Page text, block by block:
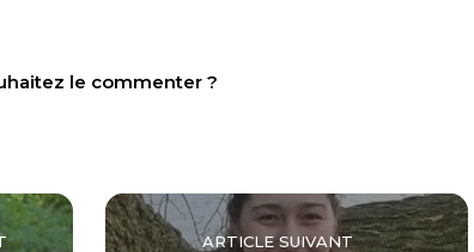
le commenter ?
ARTICLE SUIVANT